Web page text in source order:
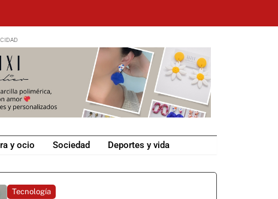
y ocio Sociedad Deportes y vida
Tecnología